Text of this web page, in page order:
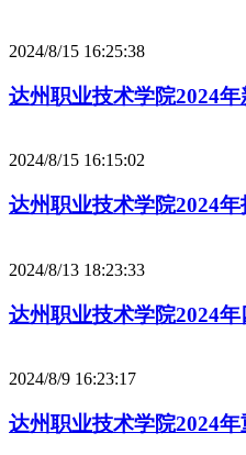
2024/8/15 16:25:38
达州职业技术学院2024
2024/8/15 16:15:02
达州职业技术学院2024年
2024/8/13 18:23:33
达州职业技术学院2024
2024/8/9 16:23:17
达州职业技术学院2024